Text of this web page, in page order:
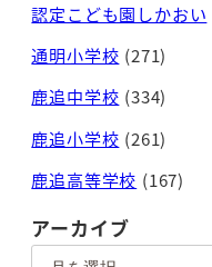
認定こども園しかおい
通明小学校 (271)
鹿追中学校 (334)
鹿追小学校 (261)
鹿追高等学校 (167)
アーカイブ